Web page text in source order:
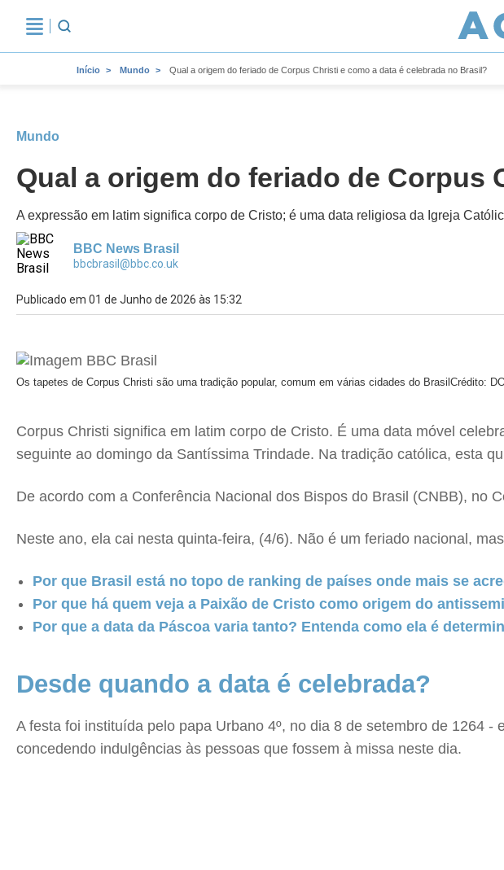
Início Mundo Qual a origem do feriado de Corpus Christi e como a data é celebrada no Brasil?
Mundo
Qual a origem do feriado de Corpus
A expressão em latim significa corpo de Cristo; é uma data religiosa da Igreja
BBC News Brasil
bbcbrasil@bbc.co.uk
Publicado em 01 de Junho de 2026 às 15:32
Os tapetes de Corpus Christi são uma tradição popular, comum em várias cidades do Brasil Crédito:
Corpus Christi significa em latim corpo de Cristo. É uma data móvel
seguinte ao domingo da Santíssima Trindade. Na tradição católica, esta
De acordo com a Conferência Nacional dos Bispos do Brasil (CNBB), no
Neste ano, ela cai nesta quinta-feira, (4/6). Não é um feriado nacional,
Por que Brasil está no topo de ranking de países onde mais se
Por que há quem veja a Paixão de Cristo como origem do
Por que a data da Páscoa varia tanto? Entenda como ela é
Desde quando a data é celebrada?
A festa foi instituída pelo papa Urbano 4º, no dia 8 de setembro de 1264
concedendo indulgências às pessoas que fossem à missa neste dia.